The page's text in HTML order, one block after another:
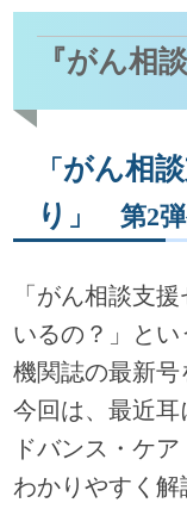
『がん相
「 がん相
り 」 第2
「がん相談支
いるの？」と
機関誌の最新号
今回は、最近
ドバンス・ケ
わかりやすく解